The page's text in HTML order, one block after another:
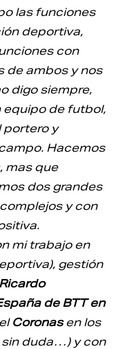
las funciones
deportiva,
con
de ambos y nos
digo siempre,
equipo de futbol,
portero y
Hacemos
mas que
dos grandes
y con
mi trabajo en
gestión
Ricardo
de BTT en
Coronasen los
sin duda…) y con